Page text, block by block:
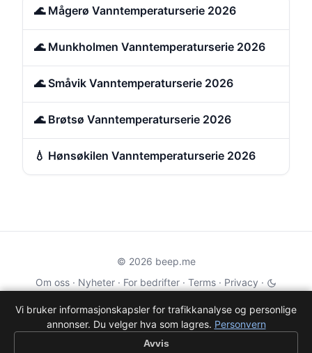
🌊 Mågerø Vanntemperaturserie 2026
🌊 Munkholmen Vanntemperaturserie 2026
🌊 Småvik Vanntemperaturserie 2026
🌊 Brøtsø Vanntemperaturserie 2026
💧 Hønsøkilen Vanntemperaturserie 2026
© 2026 beep.me
Om oss · Nyheter · For bedrifter · Terms · Privacy ·
·Wikidata·OMDb
Data from TMDB, Wikidata & OMDb. Not endorsed or certified by these
services.
Vi bruker informasjonskapsler for trafikkanalyse og personlige
annonser. Du velger hva som lagres. Personvern
Avvis